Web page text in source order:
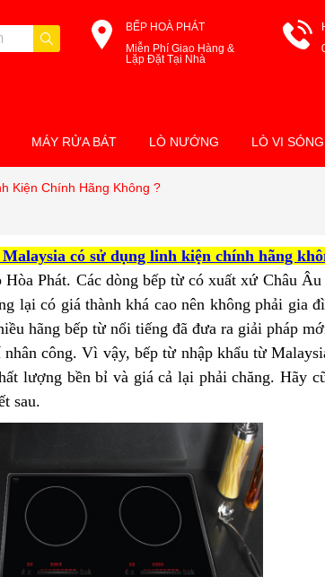
BẾP HOÀ PHÁT
Miễn Phí Giao Hàng &
Lặp Đặt Tại Nhà
MÁY RỬA BÁT LÒ NƯỚNG LÒ VI SÓNG
Kiện Chính Hãng Không ?
có sử dụng linh kiện chính hãng
Phát. Các dòng bếp từ có xuất xứ Châu
lại có giá thành khá cao nên không phải gia
hãng bếp từ nổi tiếng đã đưa ra giải pháp
công. Vì vậy, bếp từ nhập khẩu từ
lượng bền bỉ và giá cả lại phải chăng. Hãy
sau.